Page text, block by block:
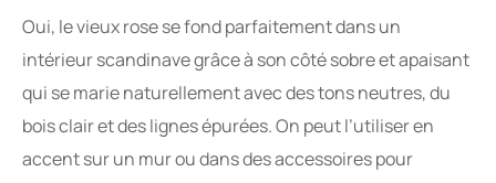
Oui, le vieux rose se fond parfaitement dans un
intérieur scandinave grâce à son côté sobre et apaisant
qui se marie naturellement avec des tons neutres, du
bois clair et des lignes épurées. On peut l’utiliser en
accent sur un mur ou dans des accessoires pour